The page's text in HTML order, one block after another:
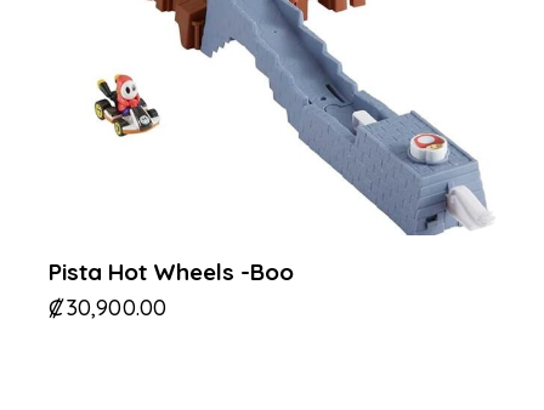
Pista Hot Wheels -Boo
₡30,900.00